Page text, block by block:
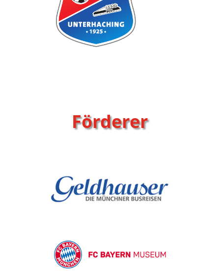
Förderer